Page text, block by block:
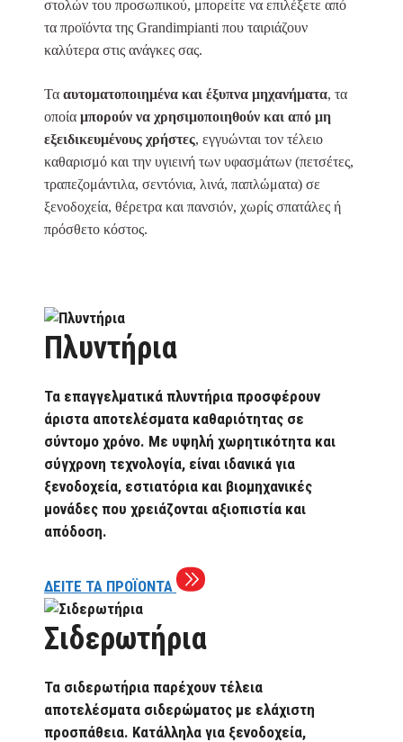
στολών του προσωπικού, μπορείτε να επιλέξετε από
τα προϊόντα της Grandimpianti που ταιριάζουν
καλύτερα στις ανάγκες σας.
Τα αυτοματοποιημένα και έξυπνα μηχανήματα, τα
οποία μπορούν να χρησιμοποιηθούν και από μη
εξειδικευμένους χρήστες, εγγυώνται τον τέλειο
καθαρισμό και την υγιεινή των υφασμάτων (πετσέτες,
τραπεζομάντιλα, σεντόνια, λινά, παπλώματα) σε
ξενοδοχεία, θέρετρα και πανσιόν, χωρίς σπατάλες ή
πρόσθετο κόστος.
Πλυντήρια
Τα επαγγελματικά πλυντήρια προσφέρουν
άριστα αποτελέσματα καθαριότητας σε
σύντομο χρόνο. Με υψηλή χωρητικότητα και
σύγχρονη τεχνολογία, είναι ιδανικά για
ξενοδοχεία, εστιατόρια και βιομηχανικές
μονάδες που χρειάζονται αξιοπιστία και
απόδοση.
ΔΕΙΤΕ ΤΑ ΠΡΟΪΟΝΤΑ
Σιδερωτήρια
Τα σιδερωτήρια παρέχουν τέλεια
αποτελέσματα σιδερώματος με ελάχιστη
προσπάθεια. Κατάλληλα για ξενοδοχεία,